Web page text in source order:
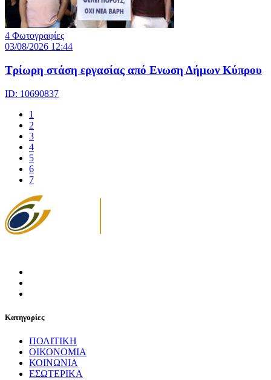
4 Φωτογραφίες
03/08/2026 12:44
Τρίωρη στάση εργασίας από Ενωση Δήμων Κύπρου
ID: 10690837
1
2
3
4
5
6
7
Κατηγορίες
ΠΟΛΙΤΙΚΗ
ΟΙΚΟΝΟΜΙΑ
ΚΟΙΝΩΝΙΑ
ΕΣΩΤΕΡΙΚΑ